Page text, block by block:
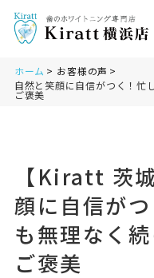
ホーム
お客様の声
自然と笑顔に自信がつく！忙
ご褒美
【Kiratt 茨
顔に自信が
も無理なく
ご褒美